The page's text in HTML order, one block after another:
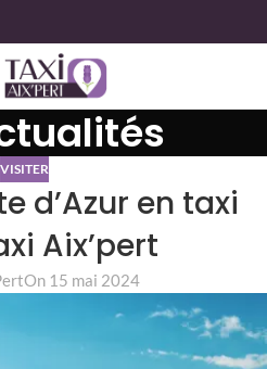
VISITER
d’Azur en taxi
Aix’pert
On 15 mai 2024